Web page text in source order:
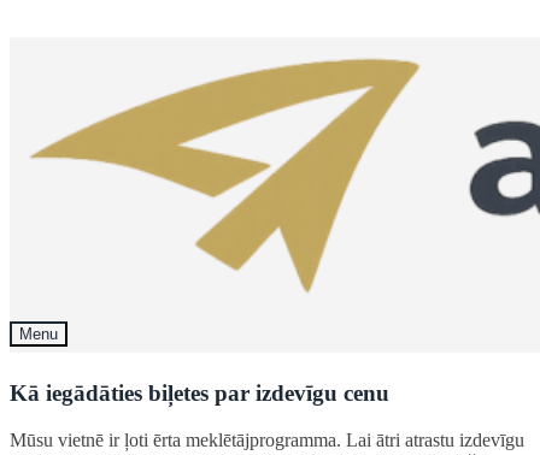
Kā iegādāties biļetes par izdevīgu cenu
Mūsu vietnē ir ļoti ērta meklētājprogramma. Lai ātri atrastu izdevīgu